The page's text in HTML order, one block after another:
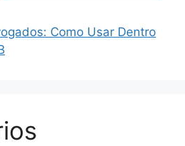
Como Usar Dentro